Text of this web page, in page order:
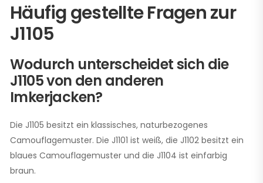
Häufig gestellte Fragen zur
J1105
Wodurch unterscheidet sich die
J1105 von den anderen
Imkerjacken?
Die J1105 besitzt ein klassisches, naturbezogenes
Camouflagemuster. Die J1101 ist weiß, die J1102 besitzt ein
blaues Camouflagemuster und die J1104 ist einfarbig
braun.